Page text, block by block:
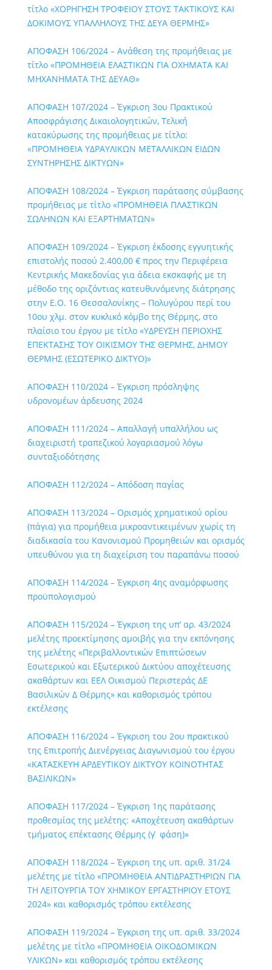
τίτλο «ΧΟΡΗΓΗΣΗ ΤΡΟΦΕΙΟΥ ΣΤΟΥΣ ΤΑΚΤΙΚΟΥΣ ΚΑΙ
ΔΟΚΙΜΟΥΣ ΥΠΑΛΛΗΛΟΥΣ ΤΗΣ ΔΕΥΑ ΘΕΡΜΗΣ»
ΑΠΟΦΑΣΗ 106/2024 – Ανάθεση της προμήθειας με
τίτλο «ΠΡΟΜΗΘΕΙΑ ΕΛΑΣΤΙΚΩΝ ΓΙΑ ΟΧΗΜΑΤΑ ΚΑΙ
ΜΗΧΑΝΗΜΑΤΑ ΤΗΣ ΔΕΥΑΘ»
ΑΠΟΦΑΣΗ 107/2024 – Έγκριση 3ου Πρακτικού
Αποσφράγισης Δικαιολογητικών, Τελική
κατακύρωσης της προμήθειας με τίτλο:
«ΠΡΟΜΗΘΕΙΑ ΥΔΡΑΥΛΙΚΩΝ ΜΕΤΑΛΛΙΚΩΝ ΕΙΔΩΝ
ΣΥΝΤΗΡΗΣΗΣ ΔΙΚΤΥΩΝ»
ΑΠΟΦΑΣΗ 108/2024 – Έγκριση παράτασης σύμβασης
προμήθειας με τίτλο «ΠΡΟΜΗΘΕΙΑ ΠΛΑΣΤΙΚΩΝ
ΣΩΛΗΝΩΝ ΚΑΙ ΕΞΑΡΤΗΜΑΤΩΝ»
ΑΠΟΦΑΣΗ 109/2024 – Έγκριση έκδοσης εγγυητικής
επιστολής ποσού 2.400,00 € προς την Περιφέρεια
Κεντρικής Μακεδονίας για άδεια εκσκαφής με τη
μέθοδο της οριζόντιας κατευθυνόμενης διάτρησης
στην Ε.Ο. 16 Θεσσαλονίκης – Πολυγύρου περί του
10ου χλμ. στον κυκλικό κόμβο της Θέρμης, στο
πλαίσιο του έργου με τίτλο «ΥΔΡΕΥΣΗ ΠΕΡΙΟΧΗΣ
ΕΠΕΚΤΑΣΗΣ ΤΟΥ ΟΙΚΙΣΜΟΥ ΤΗΣ ΘΕΡΜΗΣ, ΔΗΜΟΥ
ΘΕΡΜΗΣ (ΕΣΩΤΕΡΙΚΟ ΔΙΚΤΥΟ)»
ΑΠΟΦΑΣΗ 110/2024 – Έγκριση πρόσληψης
υδρονομέων άρδευσης 2024
ΑΠΟΦΑΣΗ 111/2024 – Απαλλαγή υπαλλήλου ως
διαχειριστή τραπεζικού λογαριασμού λόγω
συνταξιοδότησης
ΑΠΟΦΑΣΗ 112/2024 – Απόδοση παγίας
ΑΠΟΦΑΣΗ 113/2024 – Ορισμός χρηματικού ορίου
(πάγια) για προμήθεια μικροαντικειμένων χωρίς τη
διαδικασία του Κανονισμού Προμηθειών και ορισμός
υπευθύνου για τη διαχείριση του παραπάνω ποσού
ΑΠΟΦΑΣΗ 114/2024 – Έγκριση 4ης αναμόρφωσης
προϋπολογισμού
ΑΠΟΦΑΣΗ 115/2024 – Έγκριση της υπ’ αρ. 43/2024
μελέτης προεκτίμησης αμοιβής για την εκπόνησης
της μελέτης «Περιβαλλοντικών Επιπτώσεων
Εσωτερικού και Εξωτερικού Δικτύου αποχέτευσης
ακαθάρτων και ΕΕΛ Οικισμού Περιστεράς ΔΕ
Βασιλικών Δ Θέρμης» και καθορισμός τρόπου
εκτέλεσης
ΑΠΟΦΑΣΗ 116/2024 – Έγκριση του 2ου πρακτικού
της Επιτροπής Διενέργειας Διαγωνισμού του έργου
«ΚΑΤΑΣΚΕΥΗ ΑΡΔΕΥΤΙΚΟΥ ΔΙΚΤΥΟΥ ΚΟΙΝΟΤΗΤΑΣ
ΒΑΣΙΛΙΚΩΝ»
ΑΠΟΦΑΣΗ 117/2024 – Έγκριση 1ης παράτασης
προθεσμίας της μελέτης: «Αποχέτευση ακαθάρτων
τμήματος επέκτασης Θέρμης (γ ́ φάση)»
ΑΠΟΦΑΣΗ 118/2024 – Έγκριση της υπ. αριθ. 31/24
μελέτης με τίτλο «ΠΡΟΜΗΘΕΙΑ ΑΝΤΙΔΡΑΣΤΗΡΙΩΝ ΓΙΑ
ΤΗ ΛΕΙΤΟΥΡΓΙΑ ΤΟΥ ΧΗΜΙΚΟΥ ΕΡΓΑΣΤΗΡΙΟΥ ΕΤΟΥΣ
2024» και καθορισμός τρόπου εκτέλεσης
ΑΠΟΦΑΣΗ 119/2024 – Έγκριση της υπ. αριθ. 33/2024
μελέτης με τίτλο «ΠΡΟΜΗΘΕΙΑ ΟΙΚΟΔΟΜΙΚΩΝ
ΥΛΙΚΩΝ» και καθορισμός τρόπου εκτέλεσης